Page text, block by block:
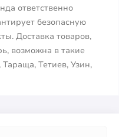
ответственно
безопасную
Доставка товаров,
возможна в такие
Тетиев, Узин,